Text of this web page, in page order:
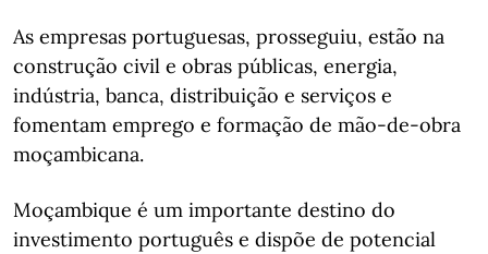
As empresas portuguesas, prosseguiu, estão na
construção civil e obras públicas, energia,
indústria, banca, distribuição e serviços e
fomentam emprego e formação de mão-de-obra
moçambicana.
Moçambique é um importante destino do
investimento português e dispõe de potencial